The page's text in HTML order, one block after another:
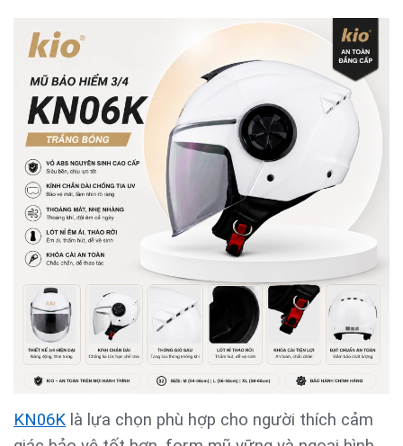
KN06K là lựa chọn phù hợp cho người thích cảm